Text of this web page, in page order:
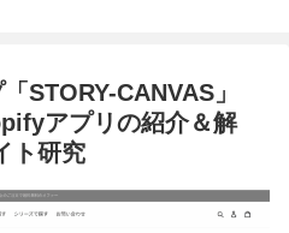
STORY-CANVAS」
アプリの紹介＆解
ト研究